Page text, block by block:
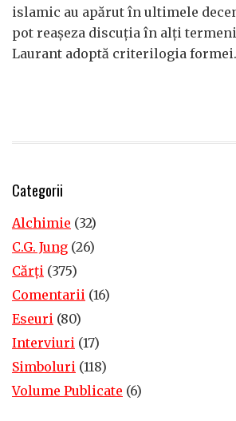
islamic au apărut în ultimele
pot reaşeza discuţia în alţi
Laurant adoptă criterilogia
Categorii
Alchimie (32)
C.G. Jung (26)
Cărţi (375)
Comentarii (16)
Eseuri (80)
Interviuri (17)
Simboluri (118)
Volume Publicate (6)